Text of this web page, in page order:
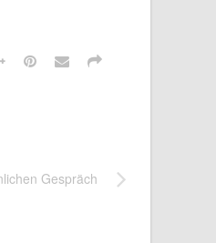
Gespräch